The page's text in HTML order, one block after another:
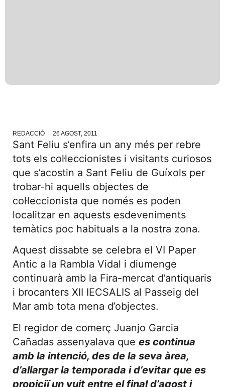
REDACCIÓ 26 AGOST, 2011
Sant Feliu s’enfira un any més per rebre
tots els col·leccionistes i visitants curiosos
que s’acostin a Sant Feliu de Guíxols per
trobar-hi aquells objectes de
col·leccionista que només es poden
localitzar en aquests esdeveniments
temàtics poc habituals a la nostra zona.
Aquest dissabte se celebra el VI Paper
Antic a la Rambla Vidal i diumenge
continuarà amb la Fira-mercat d’antiquaris
i brocanters XII IECSALIS al Passeig del
Mar amb tota mena d’objectes.
El regidor de comerç Juanjo Garcia
Cañadas assenyalava que es continua
amb la intenció, des de la seva àrea,
d’allargar la temporada i d’evitar que es
propiciï un vuit entre el final d’agost i